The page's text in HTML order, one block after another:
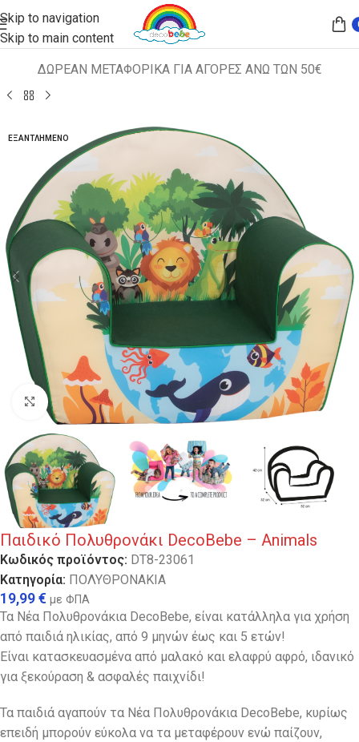
Skip to navigation
Skip to main content
ΔΩΡΕΑΝ ΜΕΤΑΦΟΡΙΚΑ ΓΙΑ ΑΓΟΡΕΣ ΑΝΩ ΤΩΝ 50€
Αρχική σελίδα ΠΑΙΔΙΚΑ ΚΑΘΙΣΜΑΤΑ ΠΟΛΥΘΡΟΝΑΚΙΑ
ΕΞΑΝΤΛΗΜΈΝΟ
Κλικ για μεγέθυνση
Παιδικό Πολυθρονάκι DecoBebe – Animals
Κωδικός προϊόντος: DT8-23061
Κατηγορία: ΠΟΛΥΘΡΟΝΑΚΙΑ
19,99€ με ΦΠΑ
Τα Νέα Πολυθρονάκια DecoBebe, είναι κατάλληλα για χρήση
από παιδιά ηλικίας, από 9 μηνών έως και 5 ετών!
Είναι κατασκευασμένα από μαλακό και ελαφρύ αφρό, ιδανικό
για ξεκούραση & ασφαλές παιχνίδι!
Τα παιδιά αγαπούν τα Νέα Πολυθρονάκια DecoBebe, κυρίως
επειδή μπορούν εύκολα να τα μεταφέρουν ενώ παίζουν,